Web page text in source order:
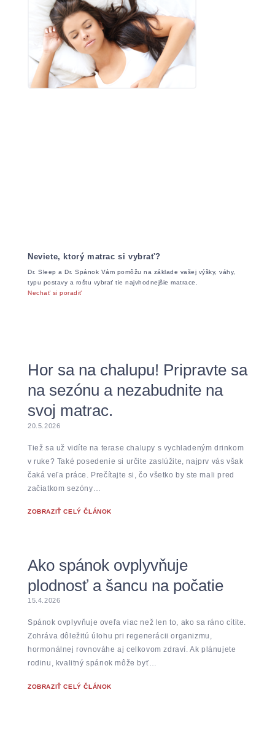
Neviete, ktorý matrac si vybrať?
Dr. Sleep a Dr. Spánok Vám pomôžu na základe vašej výšky, váhy,
typu postavy a roštu vybrať tie najvhodnejšie matrace.
Nechať si poradiť
Hor sa na chalupu! Pripravte sa
na sezónu a nezabudnite na
svoj matrac.
20.5.2026
Tiež sa už vidíte na terase chalupy s vychladeným drinkom
v ruke? Také posedenie si určite zaslúžite, najprv vás však
čaká veľa práce. Prečítajte si, čo všetko by ste mali pred
začiatkom sezóny…
ZOBRAZIŤ CELÝ ČLÁNOK
Ako spánok ovplyvňuje
plodnosť a šancu na počatie
15.4.2026
Spánok ovplyvňuje oveľa viac než len to, ako sa ráno cítite.
Zohráva dôležitú úlohu pri regenerácii organizmu,
hormonálnej rovnováhe aj celkovom zdraví. Ak plánujete
rodinu, kvalitný spánok môže byť…
ZOBRAZIŤ CELÝ ČLÁNOK